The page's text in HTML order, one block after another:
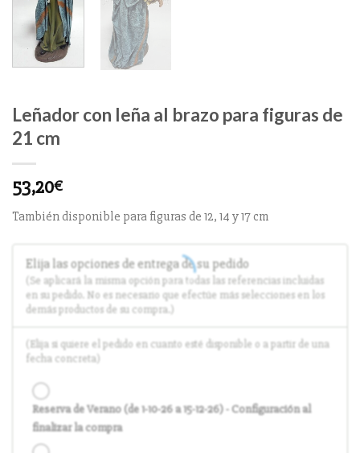
Leñador con leña al brazo para figuras de
21 cm
53,20€
También disponible para figuras de 12, 14 y 17 cm
Elija las opciones de entrega de su pedido
(Se aplicará la misma opción para todas las referencias incluidas
en su pedido. No es necesario que efectúe más selecciones en los
demás productos de su compra.)
(Elija si quiere el pedido en cuanto esté disponible o a partir de una
fecha concreta)
Reserva de Verano (de 1-10-26 a 15-12-26) - Configuración al
finalizar la compra